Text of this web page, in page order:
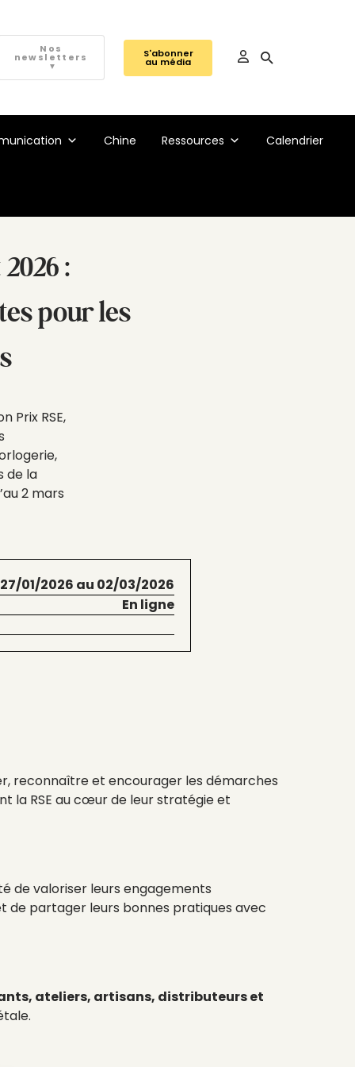
Nos
newsletters
▼
S'abonner
au média
Chine Ressources Calendrier
:
pour les
Prix RSE,
de la
2 mars
01/2026 au 02/03/2026
En ligne
reconnaître et encourager les démarches
la RSE au cœur de leur stratégie et
de valoriser leurs engagements
de partager leurs bonnes pratiques avec
ateliers, artisans, distributeurs et